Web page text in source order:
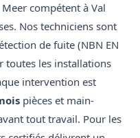
compétent à Val
Nos techniciens sont
de fuite (NBN EN
toutes les installations
intervention est
pièces et main-
tout travail. Pour les